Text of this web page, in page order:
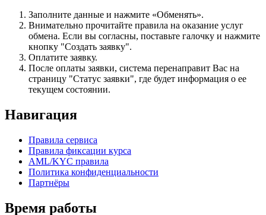
Заполните данные и нажмите «Обменять».
Внимательно прочитайте правила на оказание услуг
обмена. Если вы согласны, поставьте галочку и нажмите
кнопку "Создать заявку".
Оплатите заявку.
После оплаты заявки, система перенаправит Вас на
страницу "Статус заявки", где будет информация о ее
текущем состоянии.
Навигация
Правила сервиса
Правила фиксации курса
AML/KYC правила
Политика конфиденциальности
Партнёры
Время работы